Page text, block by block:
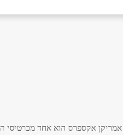
אמריקן אקספרס הוא אחד מכרטיסי